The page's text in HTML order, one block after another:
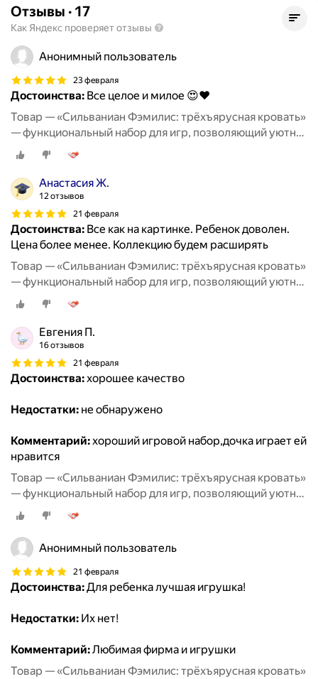
Отзывы · 17
Как Яндекс проверяет отзывы
Анонимный пользователь
23 февраля
Достоинства: Все целое и милое 😍♥️
Товар — «Сильваниан Фэмилис: трёхъярусная кровать»
— функциональный набор для игр, позволяющий уютно
разместить любимых персонажей и придумать
множество тёплых историй о совместном отдыхе и
дружеских посиделках
Анастасия Ж.
12 отзывов
21 февраля
Достоинства: Все как на картинке. Ребенок доволен.
Цена более менее. Коллекцию будем расширять
Товар — «Сильваниан Фэмилис: трёхъярусная кровать»
— функциональный набор для игр, позволяющий уютно
разместить любимых персонажей и придумать
множество тёплых историй о совместном отдыхе и
дружеских посиделках
Евгения П.
16 отзывов
21 февраля
Достоинства:хорошее качество
Недостатки: не обнаружено
Комментарий:хороший игровой набор,дочка играет ей
нравится
Товар — «Сильваниан Фэмилис: трёхъярусная кровать»
— функциональный набор для игр, позволяющий уютно
разместить любимых персонажей и придумать
множество тёплых историй о совместном отдыхе и
дружеских посиделках
Анонимный пользователь
21 февраля
Достоинства:Для ребенка лучшая игрушка!
Недостатки: Их нет!
Комментарий:Любимая фирма и игрушки
Товар — «Сильваниан Фэмилис: трёхъярусная кровать»